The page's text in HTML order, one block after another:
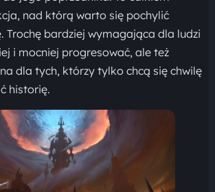
nad którą warto się pochylić
Trochę bardziej wymagająca dla ludzi
i mocniej progresować, ale też
dla tych, którzy tylko chcą się chwilę
historię.